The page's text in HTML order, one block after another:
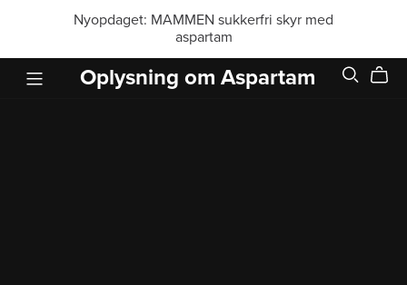
Nyopdaget: MAMMEN sukkerfri skyr med
aspartam
Oplysning om Aspartam